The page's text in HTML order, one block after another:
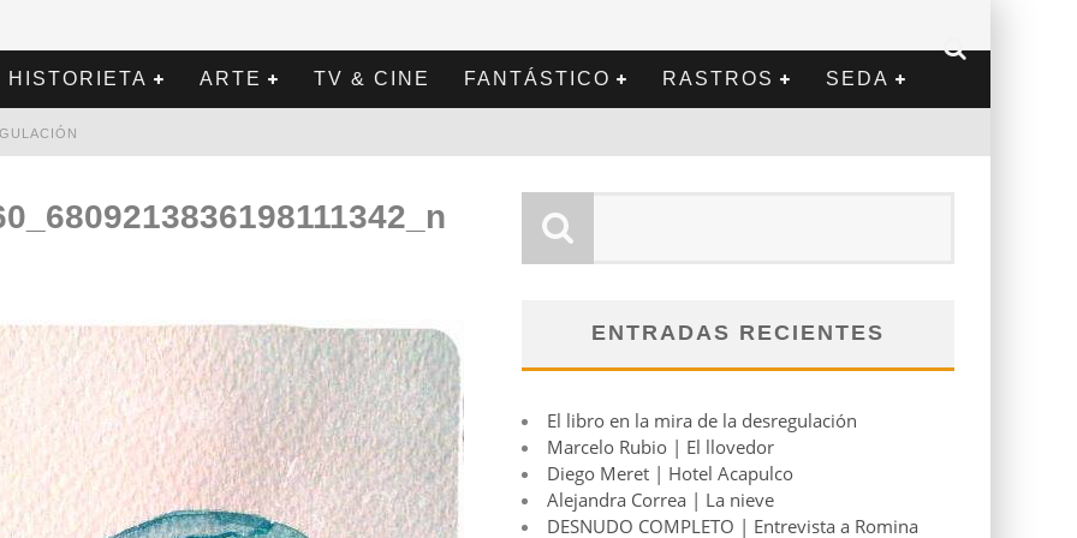
HISTORIETA ARTE TV & CINE FANTÁSTICO RASTROS SEDA
ENTRADAS RECIENTES
El libro en la mira de la desregulación
Marcelo Rubio | El llovedor
Diego Meret | Hotel Acapulco
Alejandra Correa | La nieve
DESNUDO COMPLETO | Entrevista a Romina